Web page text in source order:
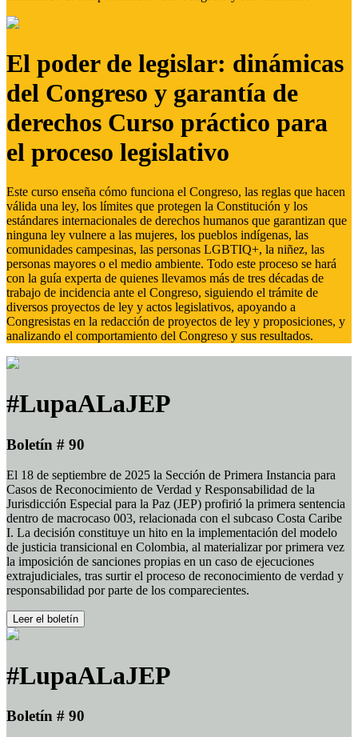
El poder de legislar: dinámicas
del Congreso y garantía de
derechos Curso práctico para
el proceso legislativo
Este curso enseña cómo funciona el Congreso, las reglas que hacen
válida una ley, los límites que protegen la Constitución y los
estándares internacionales de derechos humanos que garantizan que
ninguna ley vulnere a las mujeres, los pueblos indígenas, las
comunidades campesinas, las personas LGBTIQ+, la niñez, las
personas mayores o el medio ambiente. Todo este proceso se hará
con la guía experta de quienes llevamos más de tres décadas de
trabajo de incidencia ante el Congreso, siguiendo el trámite de
diversos proyectos de ley y actos legislativos, apoyando a
Congresistas en la redacción de proyectos de ley y proposiciones, y
analizando el comportamiento del Congreso y sus resultados.
#LupaALaJEP
Boletín # 90
El 18 de septiembre de 2025 la Sección de Primera Instancia para
Casos de Reconocimiento de Verdad y Responsabilidad de la
Jurisdicción Especial para la Paz (JEP) profirió la primera sentencia
dentro de macrocaso 003, relacionada con el subcaso Costa Caribe
I. La decisión constituye un hito en la implementación del modelo
de justicia transicional en Colombia, al materializar por primera vez
la imposición de sanciones propias en un caso de ejecuciones
extrajudiciales, tras surtir el proceso de reconocimiento de verdad y
responsabilidad por parte de los comparecientes.
Leer el boletín
#LupaALaJEP
Boletín # 90